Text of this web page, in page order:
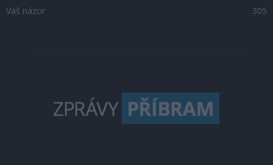
Váš názor
305